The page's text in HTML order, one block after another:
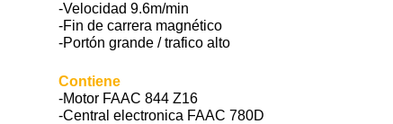
-Velocidad 9.6m/min
-Fin de carrera magnético
-Portón grande / trafico alto
Contiene
-Motor FAAC 844 Z16
-Central electronica FAAC 780D